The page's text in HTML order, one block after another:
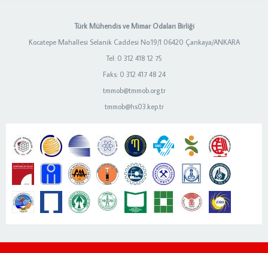
Türk Mühendis ve Mimar Odaları Birliği
Kocatepe Mahallesi Selanik Caddesi No:19/1 06420 Çankaya/ANKARA
Tel: 0 312 418 12 75
Faks: 0 312 417 48 24
tmmob@tmmob.org.tr
tmmob@hs03.kep.tr